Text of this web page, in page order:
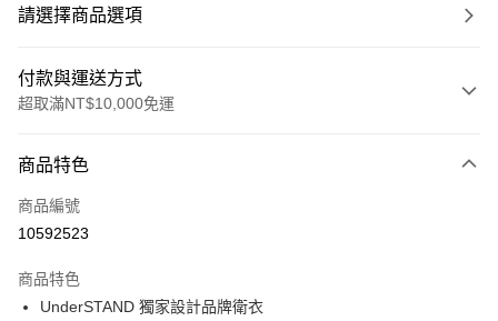
請選擇商品選項
付款與運送方式
超取滿NT$10,000免運
信用卡一次付款
超商取貨付款
Apple Pay
商品特色
商品編號
10592523
商品特色
UnderSTAND 獨家設計品牌衛衣